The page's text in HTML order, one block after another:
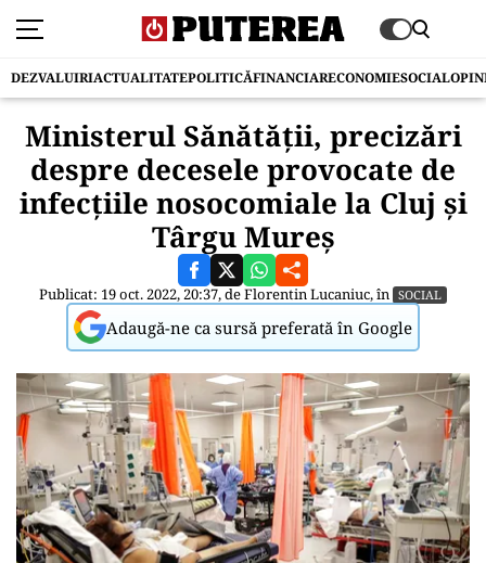
DEZVALUIRIACTUALITATEPOLITICĂFINANCIARECONOMIESOCIAL
Ministerul Sănătăţii, precizări
despre decesele provocate de
infecțiile nosocomiale la Cluj și
Târgu Mureș
Publicat: 19 oct. 2022, 20:37, deFlorentin Lucaniuc, în SOCIAL
Adaugă-ne ca sursă preferată în Google